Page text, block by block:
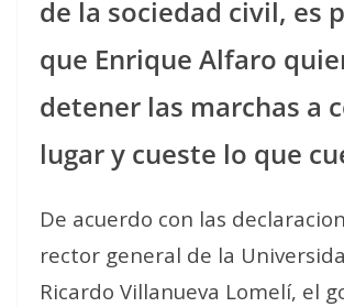
de la sociedad civil, es
que Enrique Alfaro
detener las marchas a
lugar y cueste lo que
De acuerdo con las
rector general de la
Ricardo Villanueva Lomelí, el